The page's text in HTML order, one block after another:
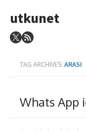
to
utkunet
TAG ARCHIVES: ARASI
Whats App